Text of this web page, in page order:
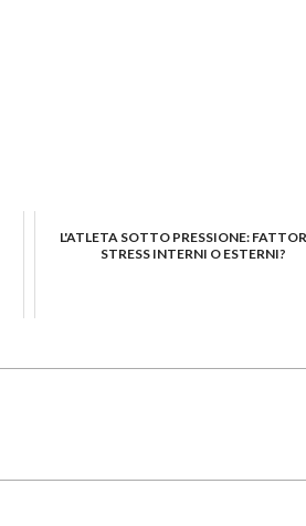
L'ATLETA SOTTO PRESSIONE:
STRESS INTERNI O ESTERNI?